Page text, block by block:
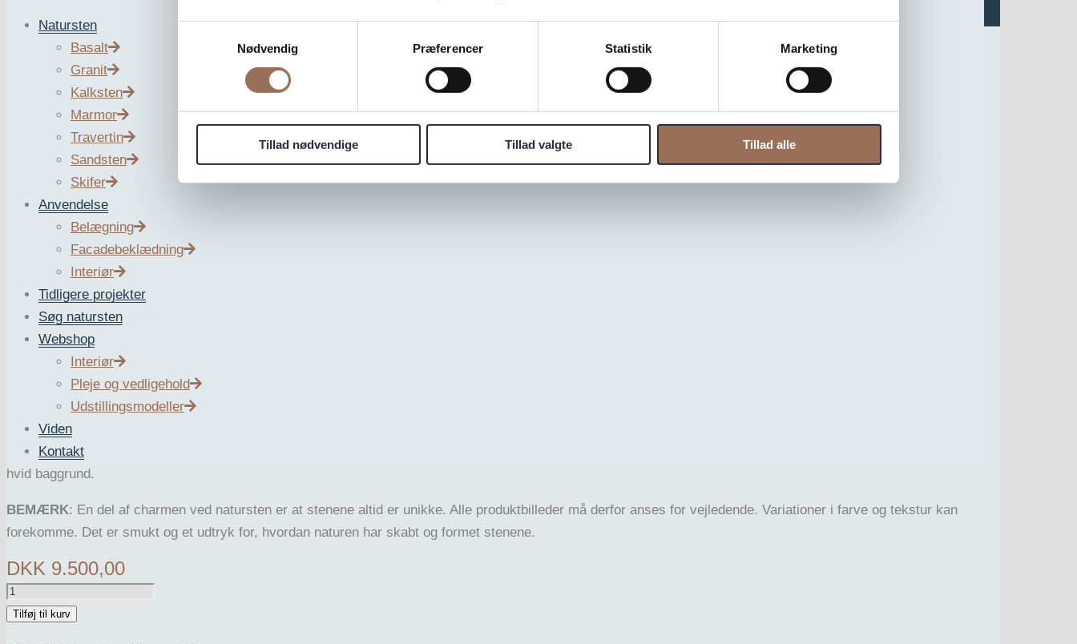
Nødvendig
Præferencer Statistik Marketing
Tillad nødvendige Tillad valgte Tillad alle
Natursten
Basalt
Granit
Kalksten
Marmor
Travertin
Sandsten
Skifer
Anvendelse
Belægning
Facadebeklædning
Interiør
Tidligere projekter
Søg natursten
Webshop
Interiør
Pleje og vedligehold
Udstillingsmodeller
Viden
Kontakt
LUMI S CALACATTA
Maami Home
LUMI S Calacatta Viola er en mindre bordlampe i geometrisk design, som skaber en hyggelig og varm atmosfære.
Lampens unikke lineære fordybninger lader lyset skinne igennem fra indersiden af lampen og giver den en enestående form. Æstetisk og funktionelt, på en og
samme tid.
LUMI S Calacatta Viola er formet i den smukke Calacatta Viola. En luksuriøs og iøjnefaldende marmor med sorte åretegninger og lilla nuancer på en kontrastfyldt
hvid baggrund.
BEMÆRK: En del af charmen ved natursten er at stenene altid er unikke. Alle produktbilleder må derfor anses for vejledende. Variationer i farve og tekstur kan
forekomme. Det er smukt og et udtryk for, hvordan naturen har skabt og formet stenene.
DKK 9.500,00
LUMI
STilføj til kurv